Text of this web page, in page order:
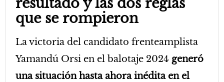
que se rompieron
La victoria del candidato frenteamplista
Yamandú Orsi en el balotaje 2024 generó
una situación hasta ahora inédita en el